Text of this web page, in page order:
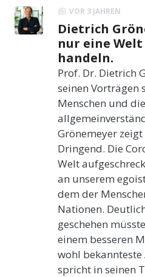
VOR 3 JAHREN
Dietrich
nur eine
handeln.
Prof. Dr. Dietrich
seinen Vorträgen
Menschen und
Grönemeyer
Dringend. Die
Welt
an unserem
dem der
Nationen.
geschehen
einem besseren
wohl
spricht in seinen